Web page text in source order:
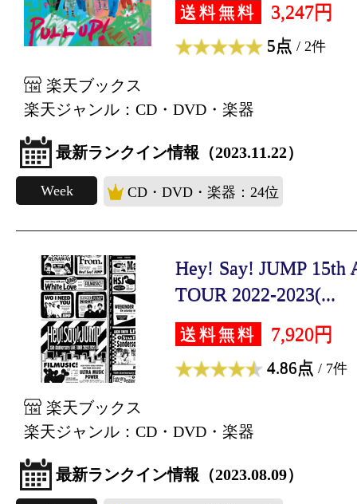
送料無料 3,247円
5点 / 2件
楽天ブックス
楽天ジャンル：CD・DVD・楽器
最新ランクイン情報（2023.11.22）
Week CD・DVD・楽器：24位
Hey! Say! JUMP 15th
TOUR 2022-2023(...
送料無料 7,920円
4.86点 / 7件
楽天ブックス
楽天ジャンル：CD・DVD・楽器
最新ランクイン情報（2023.08.09）